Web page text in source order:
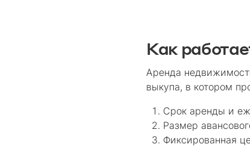
Как
Аренда
выкупа, в котором
Срок аренды и
Размер
Фиксированная